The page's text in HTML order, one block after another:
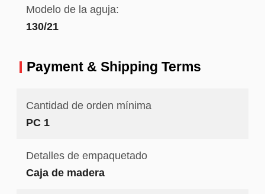
Modelo de la aguja:
130/21
Payment & Shipping Terms
Cantidad de orden mínima
PC 1
Detalles de empaquetado
Caja de madera